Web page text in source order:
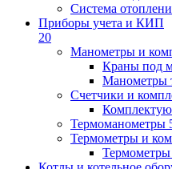
Система
Приборы учета и КИП
20
Манометры и
Краны под
Манометры
Счетчики и
Термоманометры
Термометры и
Термометры